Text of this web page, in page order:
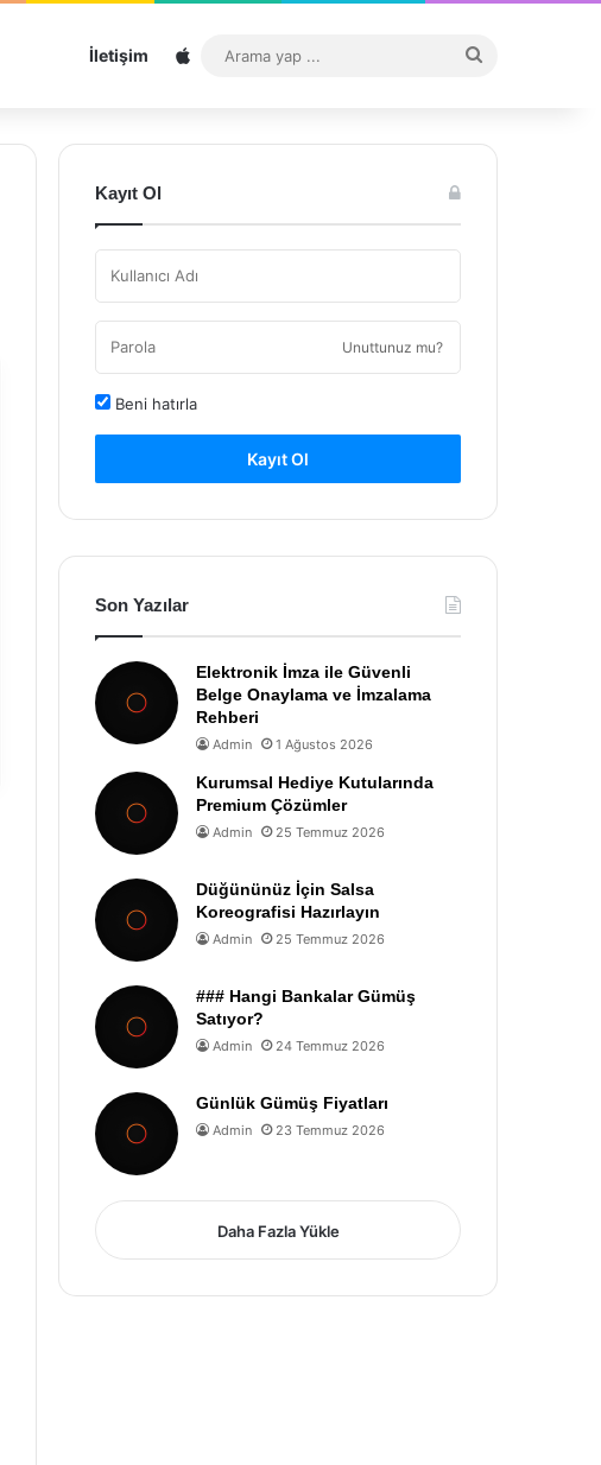
İletişim Sitemap
...
Kayıt Ol
Unuttunuz mu?
Beni hatırla
Kayıt Ol
Son Yazılar
Elektronik İmza ile Güvenli
Belge Onaylama ve İmzalama
Rehberi
Admin 1 Ağustos 2026
Kurumsal Hediye Kutularında
Premium Çözümler
Admin 25 Temmuz 2026
Düğününüz İçin Salsa
Koreografisi Hazırlayın
Admin 25 Temmuz 2026
### Hangi Bankalar Gümüş
Satıyor?
Admin 24 Temmuz 2026
Günlük Gümüş Fiyatları
Admin 23 Temmuz 2026
Daha Fazla Yükle